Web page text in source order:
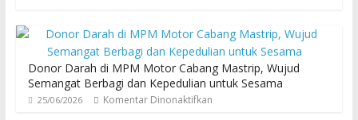
Donor Darah di MPM Motor Cabang Mastrip, Wujud
Semangat Berbagi dan Kepedulian untuk Sesama
25/06/2026 Komentar Dinonaktifkan